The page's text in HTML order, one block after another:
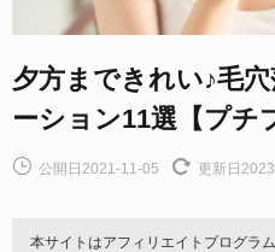
夕方まできれい♪毛
ーション11選【プチ
公開日2021-11-05 更新日
本サイトはアフィリエイトプログラ